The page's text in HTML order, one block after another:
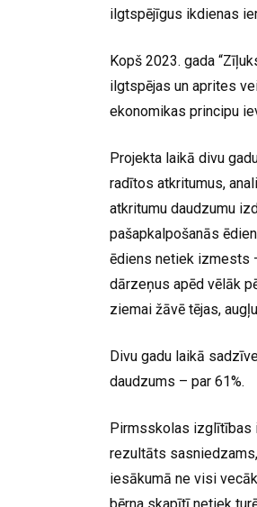
ilgtspējīgus ikdienas
Kopš 2023. gada
ilgtspējas un aprites
ekonomikas principu
Projekta laikā divu
radītos atkritumus,
atkritumu daudzumu
pašapkalpošanās
ēdiens netiek izmests
dārzeņus apēd vēlāk
ziemai žāvē tējas,
Divu gadu laikā
daudzums – par 61%.
Pirmsskolas izglītības
rezultāts
iesākumā ne visi
bērna skapītī netiek